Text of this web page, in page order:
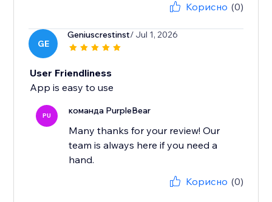
Корисно (0)
GE
Geniuscrestinst/ Jul 1, 2026
User Friendliness
App is easy to use
PU команда PurpleBear
Many thanks for your review! Our
team is always here if you need a
hand.
Корисно (0)